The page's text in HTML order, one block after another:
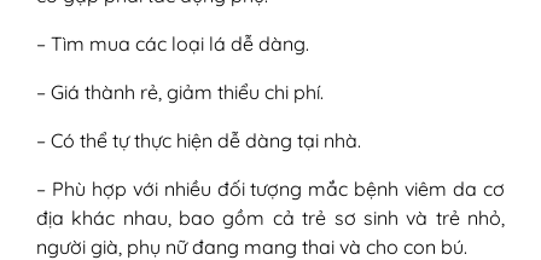
– Tìm mua các loại lá dễ dàng.
– Giá thành rẻ, giảm thiểu chi phí.
– Có thể tự thực hiện dễ dàng tại nhà.
– Phù hợp với nhiều đối tượng mắc bệnh viêm da cơ
địa khác nhau, bao gồm cả trẻ sơ sinh và trẻ nhỏ,
người già, phụ nữ đang mang thai và cho con bú.